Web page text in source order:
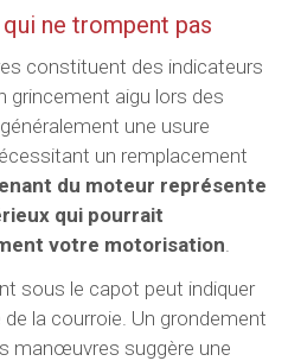
ne trompent pas
constituent des indicateurs
grincement aigu lors des
une usure
un remplacement
du moteur représente
qui pourrait
votre motorisation.
sous le capot peut indiquer
la courroie. Un grondement
manœuvres suggère une